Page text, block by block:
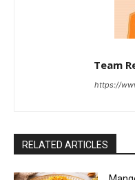
Team
https://
RELATED ARTICLES